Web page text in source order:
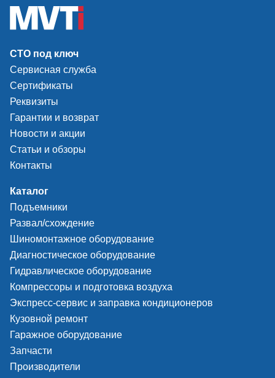
СТО под ключ
Сервисная служба
Сертификаты
Реквизиты
Гарантии и возврат
Новости и акции
Статьи и обзоры
Контакты
Каталог
Подъемники
Развал/схождение
Шиномонтажное оборудование
Диагностическое оборудование
Гидравлическое оборудование
Компрессоры и подготовка воздуха
Экспресс-сервис и заправка кондиционеров
Кузовной ремонт
Гаражное оборудование
Запчасти
Производители